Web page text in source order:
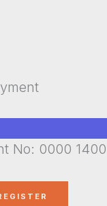
No: 0000